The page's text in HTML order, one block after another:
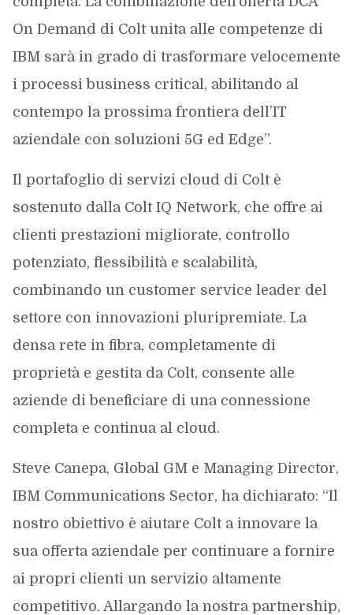
On Demand di Colt unita alle competenze di
IBM sarà in grado di trasformare velocemente
i processi business critical, abilitando al
contempo la prossima frontiera dell’IT
aziendale con soluzioni 5G ed Edge”.
Il portafoglio di servizi cloud di Colt è
sostenuto dalla Colt IQ Network, che offre ai
clienti prestazioni migliorate, controllo
potenziato, flessibilità e scalabilità,
combinando un customer service leader del
settore con innovazioni pluripremiate. La
densa rete in fibra, completamente di
proprietà e gestita da Colt, consente alle
aziende di beneficiare di una connessione
completa e continua al cloud.
Steve Canepa, Global GM e Managing Director,
IBM Communications Sector, ha dichiarato: “Il
nostro obiettivo è aiutare Colt a innovare la
sua offerta aziendale per continuare a fornire
ai propri clienti un servizio altamente
competitivo. Allargando la nostra partnership,